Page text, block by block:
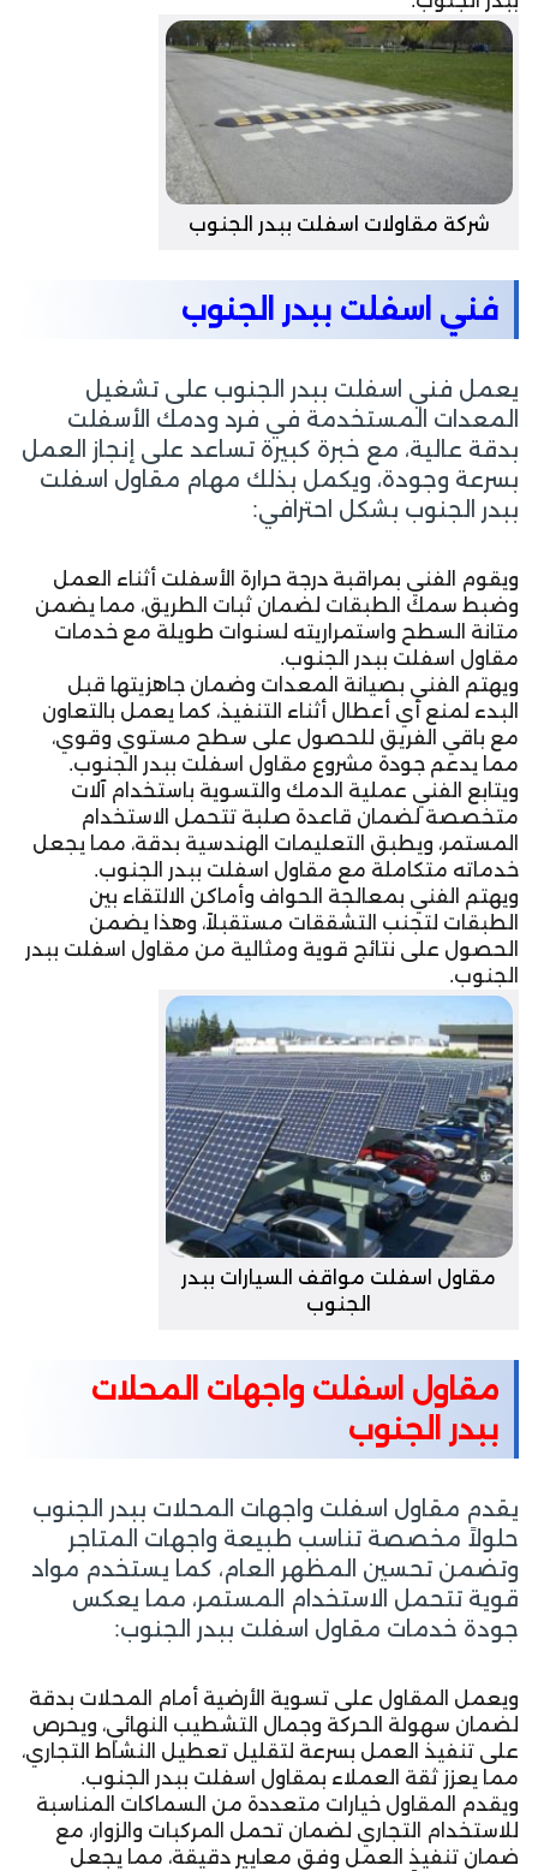
شركة مقاولات اسفلت ببدر الجنوب
فني اسفلت ببدر الجنوب
يعمل فني اسفلت ببدر الجنوب على تشغيل
المعدات المستخدمة في فرد ودمك الأسفلت
بدقة عالية، مع خبرة كبيرة تساعد على إنجاز العمل
بسرعة وجودة، ويكمل بذلك مهام مقاول اسفلت
ببدر الجنوب بشكل احترافي:
ويقوم الفني بمراقبة درجة حرارة الأسفلت أثناء العمل
وضبط سمك الطبقات لضمان ثبات الطريق، مما يضمن
متانة السطح واستمراريته لسنوات طويلة مع خدمات
مقاول اسفلت ببدر الجنوب.
ويهتم الفني بصيانة المعدات وضمان جاهزيتها قبل
البدء لمنع أي أعطال أثناء التنفيذ، كما يعمل بالتعاون
مع باقي الفريق للحصول على سطح مستوي وقوي،
مما يدعم جودة مشروع مقاول اسفلت ببدر الجنوب.
ويتابع الفني عملية الدمك والتسوية باستخدام آلات
متخصصة لضمان قاعدة صلبة تتحمل الاستخدام
المستمر، ويطبق التعليمات الهندسية بدقة، مما يجعل
خدماته متكاملة مع مقاول اسفلت ببدر الجنوب.
ويهتم الفني بمعالجة الحواف وأماكن الالتقاء بين
الطبقات لتجنب التشققات مستقبلاً، وهذا يضمن
الحصول على نتائج قوية ومثالية من مقاول اسفلت ببدر
الجنوب.
مقاول اسفلت مواقف السيارات ببدر
الجنوب
مقاول اسفلت واجهات المحلات
ببدر الجنوب
يقدم مقاول اسفلت واجهات المحلات ببدر الجنوب
حلولاً مخصصة تناسب طبيعة واجهات المتاجر
وتضمن تحسين المظهر العام، كما يستخدم مواد
قوية تتحمل الاستخدام المستمر، مما يعكس
جودة خدمات مقاول اسفلت ببدر الجنوب:
ويعمل المقاول على تسوية الأرضية أمام المحلات بدقة
لضمان سهولة الحركة وجمال التشطيب النهائي، ويحرص
على تنفيذ العمل بسرعة لتقليل تعطيل النشاط التجاري،
مما يعزز ثقة العملاء بمقاول اسفلت ببدر الجنوب.
ويقدم المقاول خيارات متعددة من السماكات المناسبة
للاستخدام التجاري لضمان تحمل المركبات والزوار، مع
ضمان تنفيذ العمل وفق معايير دقيقة، مما يجعل